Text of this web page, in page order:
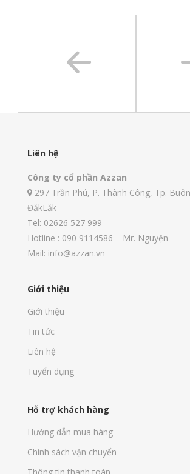
Liên hệ
Công ty cổ phần Azzan
297 Trần Phú, P. Thành Công, Tp.
ĐăkLăk
Tel: 02626 527 999
Hotline : 090 9114586 – Mr. Nguyện
Mail: info@azzan.vn
Giới thiệu
Giới thiệu
Tin tức
Liên hệ
Tuyển dụng
Hỗ trợ khách hàng
Hướng dẫn mua hàng
Chính sách vận chuyển
Thông tin thanh toán